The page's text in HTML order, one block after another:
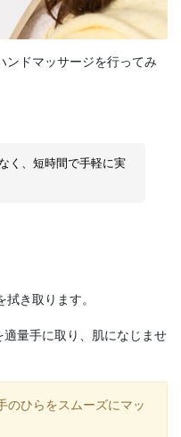
ンドマッサージを行ってみ
く、短時間で手軽に実
き取ります。
適量手に取り、肌になじませ
のひらをスムーズにマッ